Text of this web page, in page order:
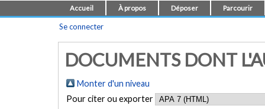
Accueil À propos Déposer Parcourir
Se connecter
DOCUMENTS DONT
Monter d'un niveau
Pour citer ou exporter